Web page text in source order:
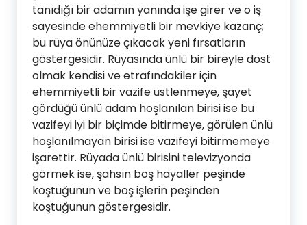
tanıdığı bir adamın yanında işe girer ve o iş
sayesinde ehemmiyetli bir mevkiye kazanç;
bu rüya önünüze çıkacak yeni fırsatların
göstergesidir. Rüyasında ünlü bir bireyle dost
olmak kendisi ve etrafındakiler için
ehemmiyetli bir vazife üstlenmeye, şayet
gördüğü ünlü adam hoşlanılan birisi ise bu
vazifeyi iyi bir biçimde bitirmeye, görülen ünlü
hoşlanılmayan birisi ise vazifeyi bitirmemeye
işarettir. Rüyada ünlü birisini televizyonda
görmek ise, şahsın boş hayaller peşinde
koştuğunun ve boş işlerin peşinden
koştuğunun göstergesidir.